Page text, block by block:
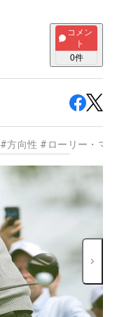
コメン
ト
0件
#方向性 # ローリー・マ